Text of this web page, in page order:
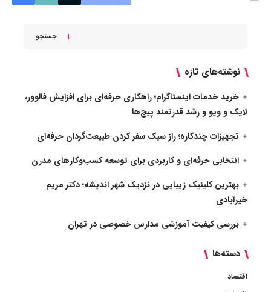
جستجو
نوشته‌های تازه
خرید خدمات اینستاگرام؛ راهکاری حرفه‌ای برای افزایش فالوور،
لایک و ویو و رشد قدرتمند پیج‌ها
تجهیزات چندکاره؛ راز سبک سفر کردن طبیعت‌گردان حرفه‌ای
انتخابی حرفه‌ای و کاربردی برای توسعه کسب‌وکارهای مدرن
بهترین کلینیک زیبایی در نزدیک شهر اندیشه؛ دکتر مریم
خیرآبادی
بررسی کیفیت آموزشی مدارس خصوصی در تهران
دسته‌ها
اقتصاد